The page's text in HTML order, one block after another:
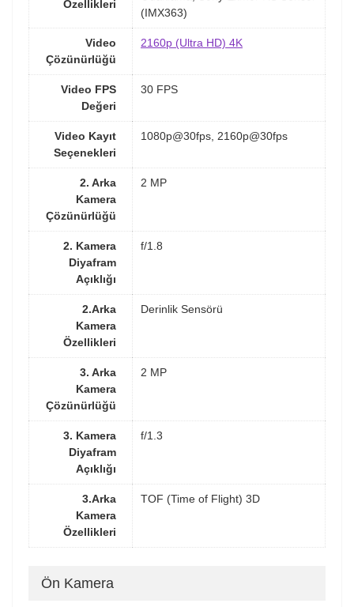
Özellikleri
(IMX363)
Video
Çözünürlüğü
2160p (Ultra HD) 4K
Video FPS
Değeri
30 FPS
Video Kayıt
Seçenekleri
1080p@30fps, 2160p@30fps
2. Arka
Kamera
Çözünürlüğü
2 MP
2. Kamera
Diyafram
Açıklığı
f/1.8
2.Arka
Kamera
Özellikleri
Derinlik Sensörü
3. Arka
Kamera
Çözünürlüğü
2 MP
3. Kamera
Diyafram
Açıklığı
f/1.3
3.Arka
Kamera
Özellikleri
TOF (Time of Flight) 3D
Ön Kamera